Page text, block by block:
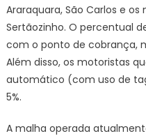
Araraquara, São Carlos e
Sertãozinho. O percentual
com o ponto de cobrança,
Além disso, os motoristas
automático (com uso de
5%.
A malha operada